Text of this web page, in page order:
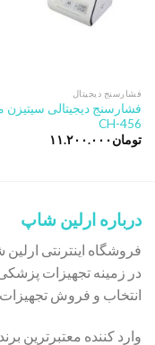
فشارسنج دیجیتال
فشارسنج دیجیتالی سیتیزن
CH-456
تومان ۱۱.۲۰۰.۰۰۰
درباره ارلین شاپ
فروشگاه اینترنتی
در زمینه تجهیزات
انتخاب و فروش
وارد کننده معتبرترین